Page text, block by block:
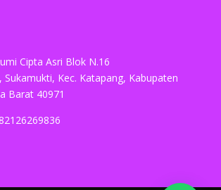
Cipta Asri Blok N.16
Sukamukti, Kec. Katapang, Kabupaten
Barat 40971